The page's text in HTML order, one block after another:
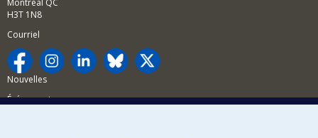
H3T 1N8
Courriel
Nouvelles
Événements